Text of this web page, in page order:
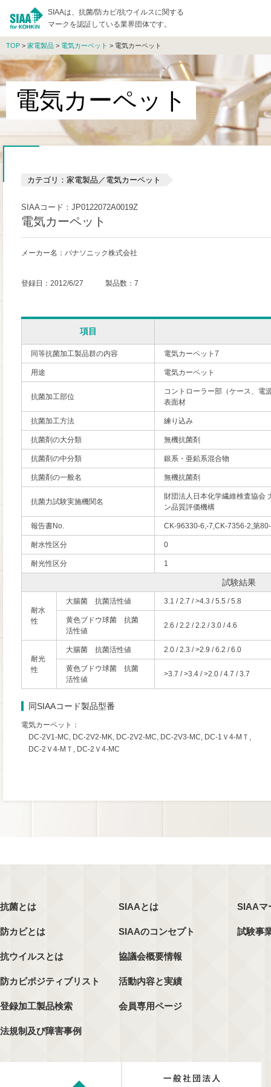
SIAAは、抗菌/防カビ/抗ウイルスに関する
マークを認証している業界団体です。
TOP > 家電製品 > 電気カーペット > 電気カーペット
電気カーペット
カテゴリ：家電製品／電気カーペット
SIAAコード：JP0122072A0019Z
電気カーペット
メーカー名：パナソニック株式会社
登録日：2012/6/27 製品数：7
項目
同等抗菌加工製品群の内容 電気カーペット7
用途 電気カーペット
抗菌加工部位
コントローラー部（ケース、電
表面材
抗菌加工方法 練り込み
抗菌剤の大分類 無機抗菌剤
抗菌剤の中分類 銀系・亜鉛系混合物
抗菌剤の一般名 無機抗菌剤
抗菌力試験実施機関名
財団法人日本化学繊維検査協会
ン品質評価機構
報告書No. CK-96330-6,-7,CK-7356-2,第
耐水性区分 0
耐光性区分 1
試験結果
耐水
性
大腸菌 抗菌活性値 3.1 / 2.7 / >4.3 / 5.5 / 5.8
黄色ブドウ球菌 抗菌
活性値
2.6 / 2.2 / 2.2 / 3.0 / 4.6
耐光
性
大腸菌 抗菌活性値 2.0 / 2.3 / >2.9 / 6.2 / 6.0
黄色ブドウ球菌 抗菌
活性値
>3.7 / >3.4 / >2.0 / 4.7 / 3.7
同SIAAコード製品型番
電気カーペット：
DC-2V1-MC, DC-2V2-MK, DC-2V2-MC, DC-2V3-MC, DC-1Ｖ4-MＴ,
DC-2Ｖ4-MＴ, DC-2Ｖ4-MC
抗菌とは
防カビとは
抗ウイルスとは
防カビポジティブリスト
登録加工製品検索
法規制及び障害事例
SIAAとは
SIAAのコンセプト
協議会概要情報
活動内容と実績
会員専用ページ
SIAAマ
試験事